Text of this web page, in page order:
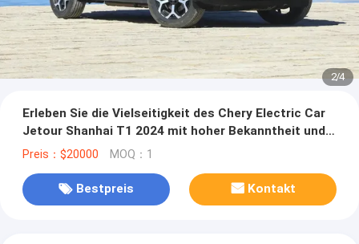
2/4
Erleben Sie die Vielseitigkeit des Chery Electric Car
Jetour Shanhai T1 2024 mit hoher Bekanntheit und
Leistung
Preis：$20000 MOQ：1
Bestpreis Kontakt